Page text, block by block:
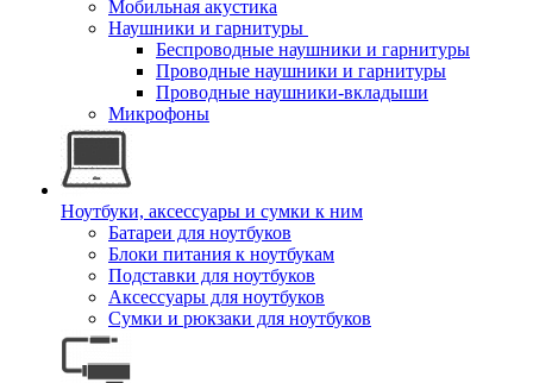
Мобильная акустика
Наушники и гарнитуры
Беспроводные наушники и гарнитуры
Проводные наушники и гарнитуры
Проводные наушники-вкладыши
Микрофоны
Ноутбуки, аксессуары и сумки к ним
Батареи для ноутбуков
Блоки питания к ноутбукам
Подставки для ноутбуков
Аксессуары для ноутбуков
Сумки и рюкзаки для ноутбуков